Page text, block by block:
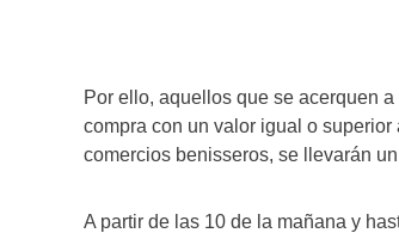
Por ello, aquellos que se acerquen
compra con un valor igual o
comercios benisseros, se llevarán
A partir de las 10 de la mañana y